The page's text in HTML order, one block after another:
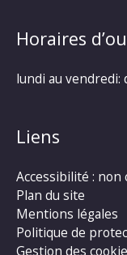
Horaires
lundi au vendredi:
Liens
Accessibilité : non
Plan du site
Mentions légales
Politique de
Gestion des